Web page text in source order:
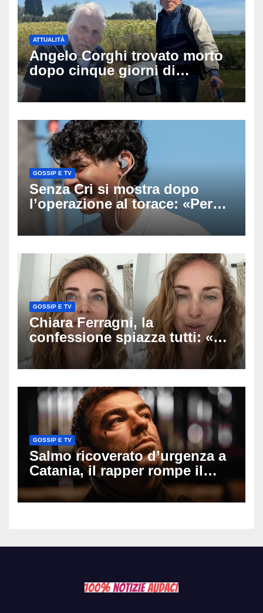
ATTUALITÀ
Angelo Corghi trovato morto
dopo cinque giorni di
ricerche: il giallo dell’80enne
scomparso dopo essere
GOSSIP E TV
Senza Cri si mostra dopo
l’operazione al torace: «Per
anni mi sentivo in trappola», il
racconto sul difficile percorso
GOSSIP E TV
Chiara Ferragni, la
confessione spiazza tutti: «Un
mio ex voleva che mi rifacessi
il seno». Poi svela i ritocchi di
GOSSIP E TV
Salmo ricoverato d’urgenza a
Catania, il rapper rompe il
silenzio dopo la notte in
ospedale: come sta e cosa